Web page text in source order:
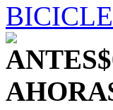
ANTES
AHORA